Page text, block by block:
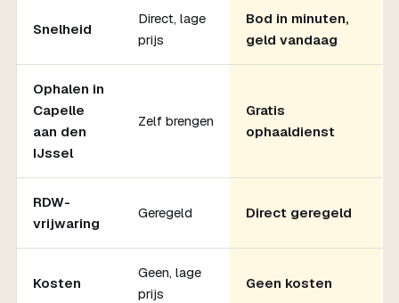
Snelheid
Direct, lage
prijs
Bod in minuten,
geld vandaag
Ophalen in
Capelle
aan den
IJssel
Zelf brengen
Gratis
ophaaldienst
RDW-
vrijwaring
Geregeld Direct geregeld
Kosten
Geen, lage
prijs
Geen kosten